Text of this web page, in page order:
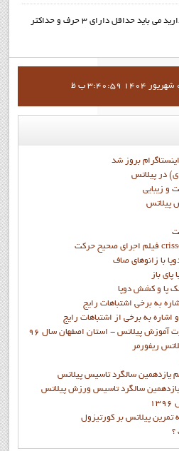
کلمه ای که تمایل به جستجوی آن دارید می باید حداقل دارای 3 حرف و حداکثر
بروز شد
در پیلاتس
و زیبایی
پيلاتس
با زانوهاي صاف
باز
پا و کشش دوپا
به برخي اشتباهات رايج
به برخي از اشتباهات رايج
آموزش پیلاتس - استان اصفهان سال 96
ریفورمر
يازدهمين سالگرد تاسيس پيلاتس
يازدهمين سالگرد تاسيس ورزش پيلاتس
تمرین پیلاتس بر کورتیزول
؟